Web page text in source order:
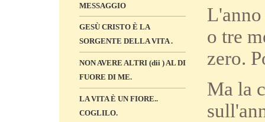
MESSAGGIO
GESÙ CRISTO È LA
SORGENTE DELLA VITA .
NON AVERE ALTRI (dii ) AL DI
FUORE DI ME.
LA VITA È UN FIORE..
COGLILO.
L'anno
o tre
zero.
Ma la